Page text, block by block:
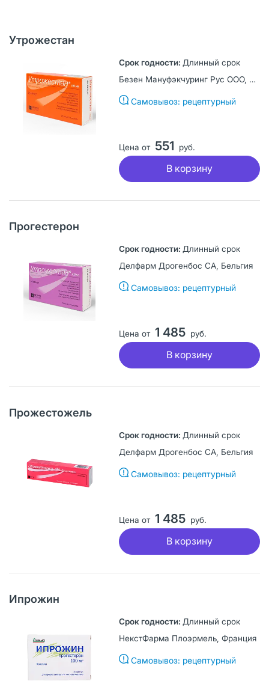
Утрожестан
Длинный срок
Безен Мануфэкчуринг Рус ООО, Россия
Самовывоз: рецептурный
Цена от 551 руб.
В корзину
Прогестерон
Длинный срок
Делфарм Дрогенбос СА, Бельгия
Самовывоз: рецептурный
Цена от 1 485 руб.
В корзину
Прожестожель
Длинный срок
Делфарм Дрогенбос СА, Бельгия
Самовывоз: рецептурный
Цена от 1 485 руб.
В корзину
Ипрожин
Длинный срок
НекстФарма Плоэрмель, Франция
Самовывоз: рецептурный